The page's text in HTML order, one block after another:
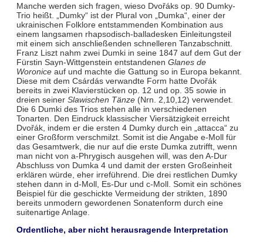
Manche werden sich fragen, wieso Dvořáks op. 90 Dumky-
Trio heißt. „Dumky“ ist der Plural von „Dumka“, einer der
ukrainischen Folklore entstammenden Kombination aus
einem langsamen rhapsodisch-balladesken Einleitungsteil
mit einem sich anschließenden schnelleren Tanzabschnitt.
Franz Liszt nahm zwei Dumki in seine 1847 auf dem Gut der
Fürstin Sayn-Wittgenstein entstandenen Glanes de
Woroniceauf und machte die Gattung so in Europa bekannt.
Diese mit dem Csárdás verwandte Form hatte Dvořák
bereits in zwei Klavierstücken op. 12 und op. 35 sowie in
dreien seiner Slawischen Tänze(Nrn. 2,10,12) verwendet.
Die 6 Dumki des Trios stehen alle in verschiedenen
Tonarten. Den Eindruck klassischer Viersätzigkeit erreicht
Dvořák, indem er die ersten 4 Dumky durch ein „attacca“ zu
einer Großform verschmilzt. Somit ist die Angabe e-Moll für
das Gesamtwerk, die nur auf die erste Dumka zutrifft, wenn
man nicht von a-Phrygisch ausgehen will, was den A-Dur
Abschluss von Dumka 4 und damit der ersten Großeinheit
erklären würde, eher irreführend. Die drei restlichen Dumky
stehen dann in d-Moll, Es-Dur und c-Moll. Somit ein schönes
Beispiel für die geschickte Vermeidung der strikten, 1890
bereits unmodern gewordenen Sonatenform durch eine
suitenartige Anlage.
Ordentliche, aber nicht herausragende Interpretation